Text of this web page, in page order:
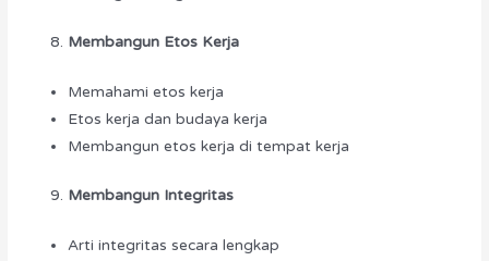
Membangun Etos Kerja
Memahami etos kerja
Etos kerja dan budaya kerja
Membangun etos kerja di tempat kerja
Membangun Integritas
Arti integritas secara lengkap